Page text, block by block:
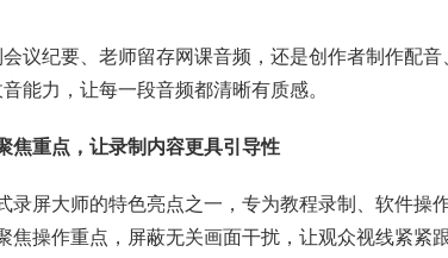
议纪要、老师留存网课音频，还是创作者制作配
能力，让每一段音频都清晰有质感。
焦重点，让录制内容更具引导性
录屏大师的特色亮点之一，专为教程录制、软件操
焦操作重点，屏蔽无关画面干扰，让观众视线紧紧